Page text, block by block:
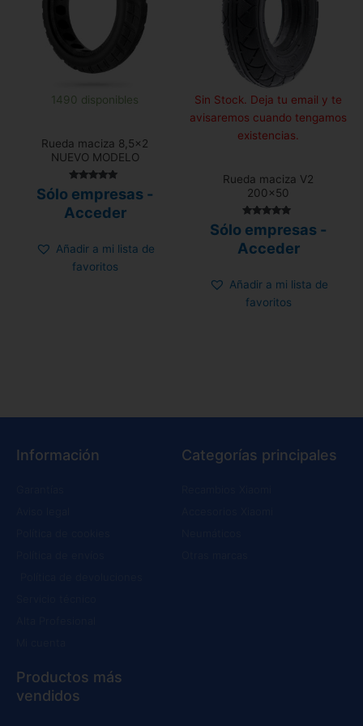
1490 disponibles
Rueda maciza 8,5×2
NUEVO MODELO
con
de 5
Sólo empresas -
Acceder
Añadir a mi lista de
favoritos
Sin Stock. Deja tu email y te
avisaremos cuando tengamos
existencias.
Rueda maciza V2
200×50
5.00
Sólo empresas -
Acceder
Añadir a mi lista de
favoritos
Información Categorías principales
Productos más
vendidos